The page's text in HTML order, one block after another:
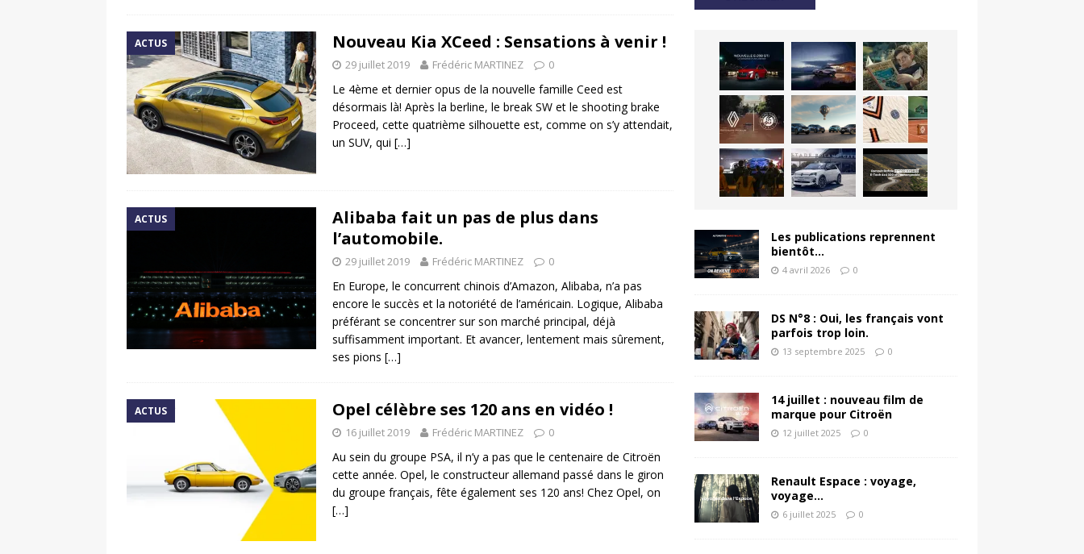
ACTUS Nouveau Kia XCeed : Sensations à venir !
29 juillet 2019 Frédéric MARTINEZ 0
Le 4ème et dernier opus de la nouvelle famille Ceed est
désormais là! Après la berline, le break SW et le shooting brake
Proceed, cette quatrième silhouette est, comme on s’y attendait,
un SUV, qui […]
ACTUS
Alibaba fait un pas de plus dans
l’automobile.
29 juillet 2019 Frédéric MARTINEZ 0
En Europe, le concurrent chinois d’Amazon, Alibaba, n’a pas
encore le succès et la notoriété de l’américain. Logique, Alibaba
préférant se concentrer sur son marché principal, déjà
suffisamment important. Et avancer, lentement mais sûrement,
ses pions […]
ACTUS Opel célèbre ses 120 ans en vidéo !
16 juillet 2019 Frédéric MARTINEZ 0
Au sein du groupe PSA, il n’y a pas que le centenaire de Citroën
cette année. Opel, le constructeur allemand passé dans le giron
du groupe français, fête également ses 120 ans! Chez Opel, on
[…]
Les publications reprennent
bientôt…
4 avril 2026 0
DS N°8 : Oui, les français vont
parfois trop loin.
13 septembre 2025 0
14 juillet : nouveau film de
marque pour Citroën
12 juillet 2025 0
Renault Espace : voyage,
voyage…
6 juillet 2025 0